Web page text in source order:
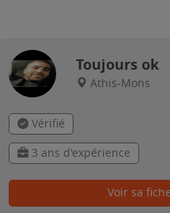
Toujours ok
Athis-Mons
Vérifié
3 ans d'expérience
Voir sa fiche